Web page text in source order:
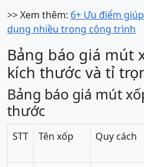
>> Xem thêm: 6+ Ưu điểm
dụng nhiều trong công trình
Bảng báo giá mút
kích thước và tỉ
Bảng báo giá mút
thước
STT Tên xốp Quy cách